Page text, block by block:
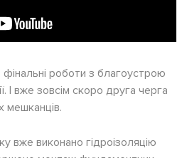
фінальні роботи з благоустрою
І вже зовсім скоро друга черга
мешканців.
вже виконано гідроізоляцію